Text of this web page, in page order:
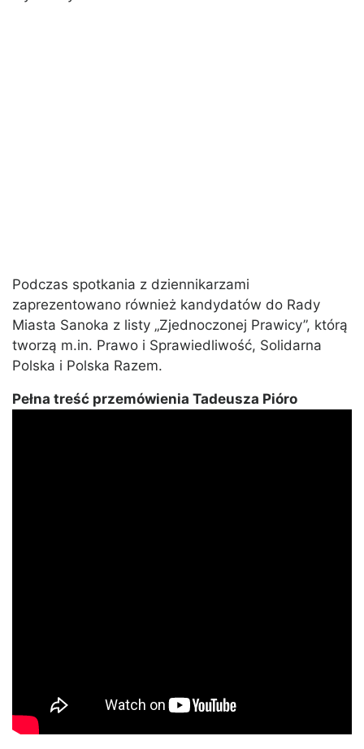
Podczas spotkania z dziennikarzami
zaprezentowano również kandydatów do Rady
Miasta Sanoka z listy „Zjednoczonej Prawicy”, którą
tworzą m.in. Prawo i Sprawiedliwość, Solidarna
Polska i Polska Razem.
Pełna treść przemówienia Tadeusza Pióro